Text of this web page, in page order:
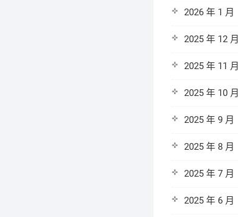
2026 年 1 月
2025 年 12 月
2025 年 11 月
2025 年 10 月
2025 年 9 月
2025 年 8 月
2025 年 7 月
2025 年 6 月